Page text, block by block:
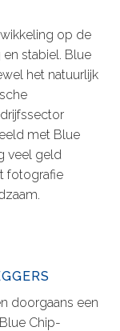
op de
stabiel. Blue
het natuurlijk
met Blue
veel geld
fotografie
doorgaans een
Chip-